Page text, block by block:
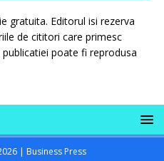
gratuita. Editorul isi rezerva
de cititori care primesc
poate fi reprodusa
| Business Press